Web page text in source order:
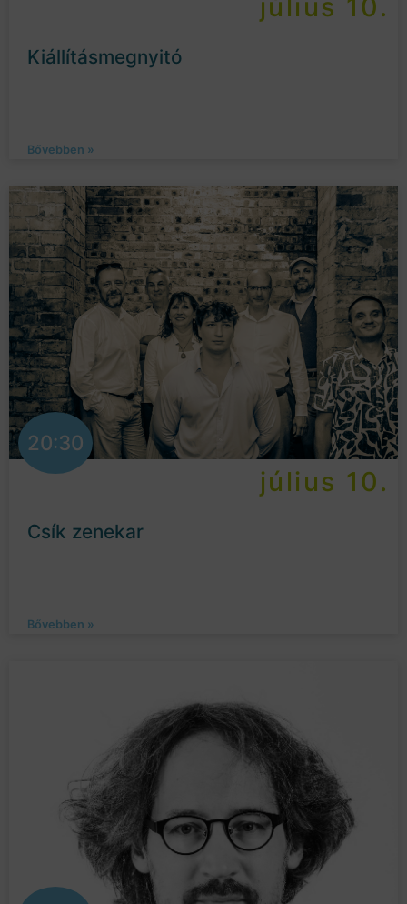
július 10.
Kiállításmegnyitó
Bővebben »
20:30
július 10.
Csík zenekar
Bővebben »